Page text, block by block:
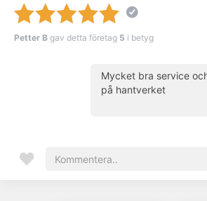
Petter B gav detta företag 5 i betyg
Mycket bra service
på hantverket